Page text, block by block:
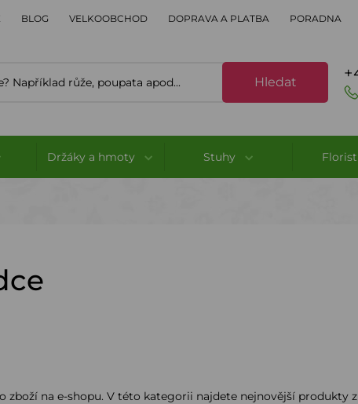
BLOG VELKOOBCHOD DOPRAVA A PLATBA PORADNA
Hledat
Držáky a hmoty Stuhy
zboží na e-shopu. V této kategorii najdete nejnovější produkty z